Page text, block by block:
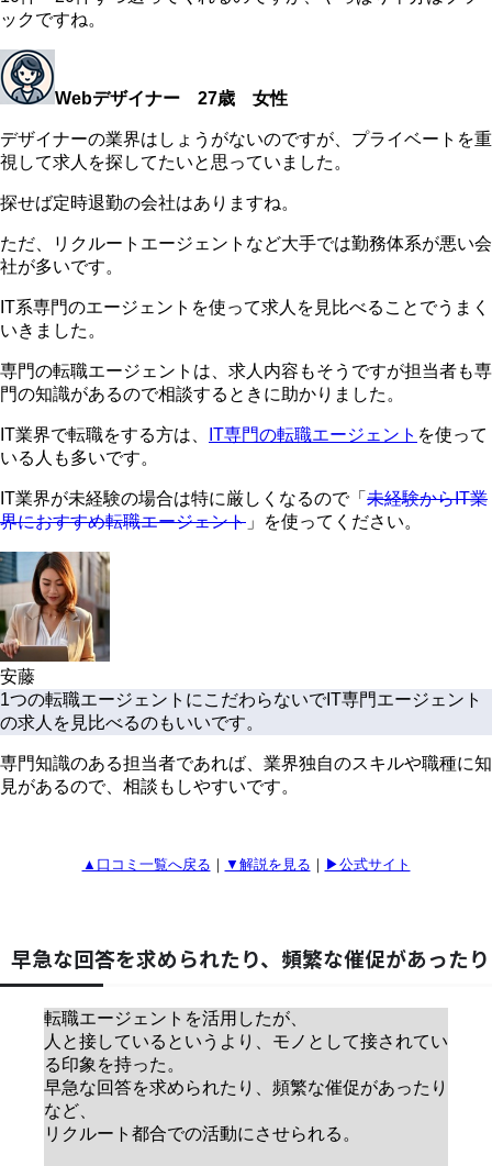
ックですね。
Webデザイナー 27歳 女性
デザイナーの業界はしょうがないのですが、プライベートを重
視して求人を探してたいと思っていました。
探せば定時退勤の会社はありますね。
ただ、リクルートエージェントなど大手では勤務体系が悪い会
社が多いです。
IT系専門のエージェントを使って求人を見比べることでうまく
いきました。
専門の転職エージェントは、求人内容もそうですが担当者も専
門の知識があるので相談するときに助かりました。
IT業界で転職をする方は、 IT専門の転職エージェント を使って
いる人も多いです。
IT業界が未経験の場合は特に厳しくなるので「 未経験からIT業
界におすすめ転職エージェント 」を使ってください。
安藤
1つの転職エージェントにこだわらないでIT専門エージェント
の求人を見比べるのもいいです。
専門知識のある担当者であれば、業界独自のスキルや職種に知
見があるので、相談もしやすいです。
▲口コミ一覧へ戻る ｜ ▼解説を見る ｜ ▶公式サイト
早急な回答を求められたり、頻繁な催促があったり
転職エージェントを活用したが、
人と接しているというより、モノとして接されてい
る印象を持った。
早急な回答を求められたり、頻繁な催促があったり
など、
リクルート都合での活動にさせられる。